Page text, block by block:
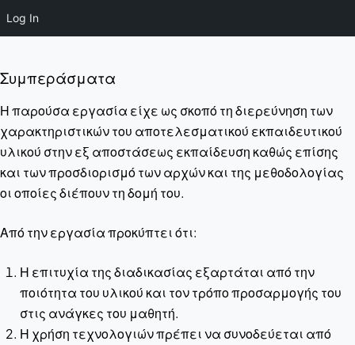
Log In
Συμπεράσματα
Η παρούσα εργασία είχε ως σκοπό τη διερεύνηση των
χαρακτηριστικών του αποτελεσματικού εκπαιδευτικού
υλικού στην εξ αποστάσεως εκπαίδευση καθώς επίσης
και των προσδιορισμό των αρχών και της μεθοδολογίας
οι οποίες διέπουν τη δομή του.
Από την εργασία προκύπτει ότι:
Η επιτυχία της διαδικασίας εξαρτάται από την
ποιότητα του υλικού και τον τρόπο προσαρμογής του
στις ανάγκες του μαθητή.
Η χρήση τεχνολογιών πρέπει να συνοδεύεται από